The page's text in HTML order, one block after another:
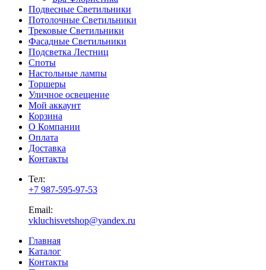
Подвесные Светильники
Потолочные Светильники
Трековые Светильники
Фасадные Светильники
Подсветка Лестниц
Споты
Настольные лампы
Торшеры
Уличное освещение
Мой аккаунт
Корзина
О Компании
Оплата
Доставка
Контакты
Тел:
+7 987-595-97-53
Email:
vkluchisvetshop@yandex.ru
Главная
Каталог
Контакты